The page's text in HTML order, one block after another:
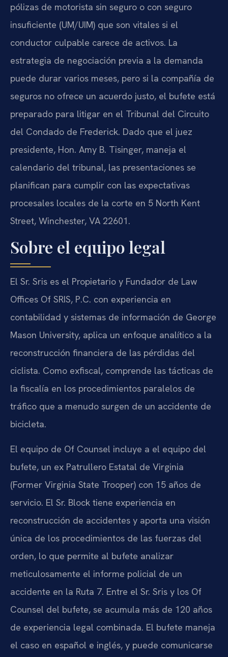
pólizas de motorista sin seguro o con seguro
insuficiente (UM/UIM) que son vitales si el
conductor culpable carece de activos. La
estrategia de negociación previa a la demanda
puede durar varios meses, pero si la compañía de
seguros no ofrece un acuerdo justo, el bufete está
preparado para litigar en el Tribunal del Circuito
del Condado de Frederick. Dado que el juez
presidente, Hon. Amy B. Tisinger, maneja el
calendario del tribunal, las presentaciones se
planifican para cumplir con las expectativas
procesales locales de la corte en 5 North Kent
Street, Winchester, VA 22601.
Sobre el equipo legal
El Sr. Sris es el Propietario y Fundador de Law
Offices Of SRIS, P.C. con experiencia en
contabilidad y sistemas de información de George
Mason University, aplica un enfoque analítico a la
reconstrucción financiera de las pérdidas del
ciclista. Como exfiscal, comprende las tácticas de
la fiscalía en los procedimientos paralelos de
tráfico que a menudo surgen de un accidente de
bicicleta.
El equipo de Of Counsel incluye a el equipo del
bufete, un ex Patrullero Estatal de Virginia
(Former Virginia State Trooper) con 15 años de
servicio. El Sr. Block tiene experiencia en
reconstrucción de accidentes y aporta una visión
única de los procedimientos de las fuerzas del
orden, lo que permite al bufete analizar
meticulosamente el informe policial de un
accidente en la Ruta 7. Entre el Sr. Sris y los Of
Counsel del bufete, se acumula más de 120 años
de experiencia legal combinada. El bufete maneja
el caso en español e inglés, y puede comunicarse